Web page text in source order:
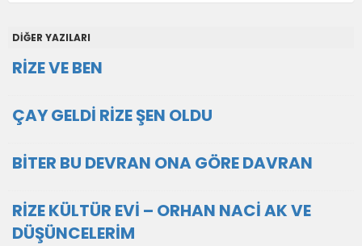
DİĞER YAZILARI
RİZE VE BEN
ÇAY GELDİ RİZE ŞEN OLDU
BİTER BU DEVRAN ONA GÖRE DAVRAN
RİZE KÜLTÜR EVİ – ORHAN NACİ AK VE
DÜŞÜNCELERİM